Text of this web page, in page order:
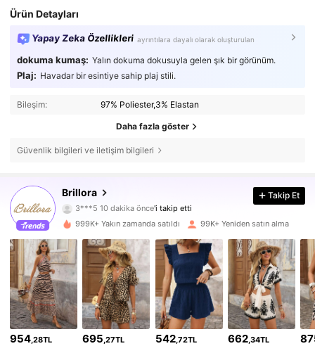
Ürün Detayları
Yapay Zeka Özellikleri ayrıntılara dayalı olarak oluşturulan
dokuma kumaş: Yalın dokuma dokusuyla gelen şık bir görünüm.
Plaj: Havadar bir esintiye sahip plaj stili.
Bileşim: 97% Poliester,3% Elastan
Daha fazla göster
Güvenlik bilgileri ve iletişim bilgileri
Brillora
4,66
94K Takipçiler
3***5 10 dakika önce'i takip etti
94K Takipçiler
4,66 94K Takipçiler
4,66 94K Takipçiler
4,66 94K Takipçiler
Takip Et
999K+ Yakın zamanda satıldı 99K+ Yeniden satın alma
954,28TL 695,27TL 542,72TL 662,34TL